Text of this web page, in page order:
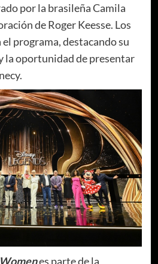
por la brasileña Camila
de Roger Keesse. Los
programa, destacando su
la oportunidad de presentar
es parte de la